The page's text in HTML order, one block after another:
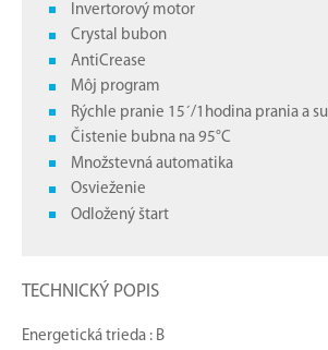
Invertorový motor
Crystal bubon
AntiCrease
Môj program
Rýchle pranie 15´/1hodina prania a
Čistenie bubna na 95°C
Množstevná automatika
Osvieženie
Odložený štart
TECHNICKÝ POPIS
Energetická trieda : B